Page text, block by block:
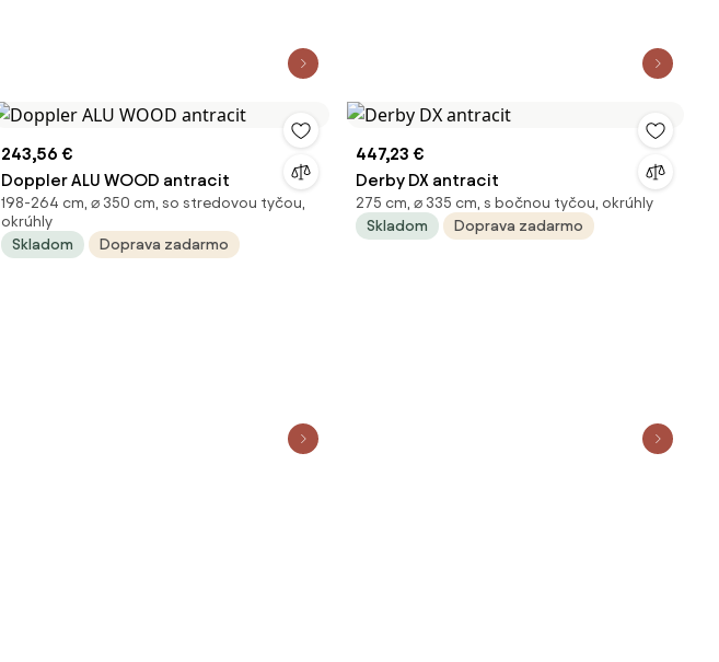
243,56 €
Doppler ALU WOOD antracit
198-264 cm, ⌀ 350 cm, so stredovou tyčou,
okrúhly
Skladom
Doprava zadarmo
447,23 €
Derby DX antracit
275 cm, ⌀ 335 cm, s bočnou tyčou, okrúhly
Skladom
Doprava zadarmo